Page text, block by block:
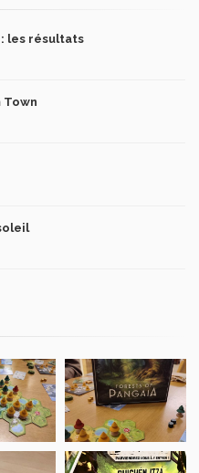
: les résultats
Town